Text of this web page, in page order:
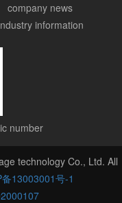
company news
information
number
technology Co., Ltd. All
13003001号-1